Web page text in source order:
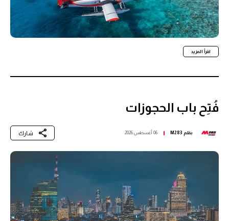
اقرأ المزيد
فُتِح باب الحجوزات
بقلم M283 06 أغسطس 2026 شارك